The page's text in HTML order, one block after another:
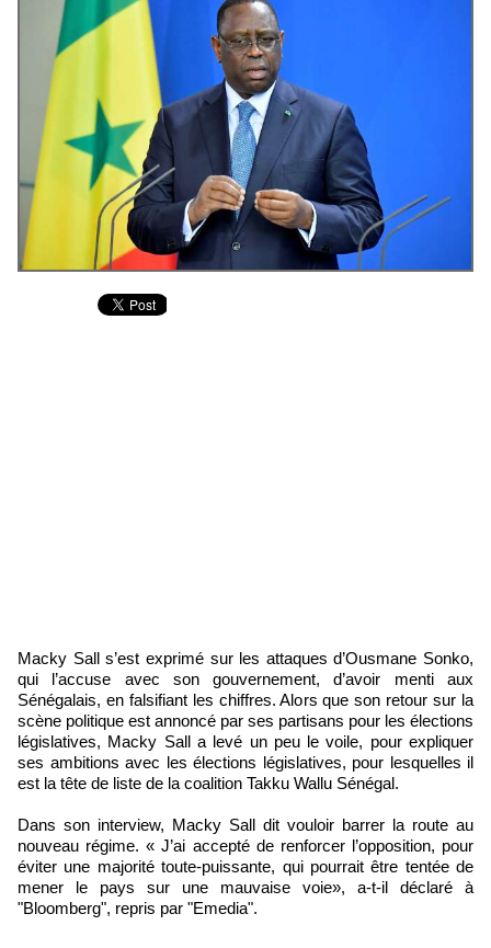
Macky Sall s’est exprimé sur les attaques d’Ousmane Sonko,
qui l’accuse avec son gouvernement, d’avoir menti aux
Sénégalais, en falsifiant les chiffres. Alors que son retour sur la
scène politique est annoncé par ses partisans pour les élections
législatives, Macky Sall a levé un peu le voile, pour expliquer
ses ambitions avec les élections législatives, pour lesquelles il
est la tête de liste de la coalition Takku Wallu Sénégal.
Dans son interview, Macky Sall dit vouloir barrer la route au
nouveau régime. « J’ai accepté de renforcer l’opposition, pour
éviter une majorité toute-puissante, qui pourrait être tentée de
mener le pays sur une mauvaise voie», a-t-il déclaré à
"Bloomberg", repris par "Emedia".